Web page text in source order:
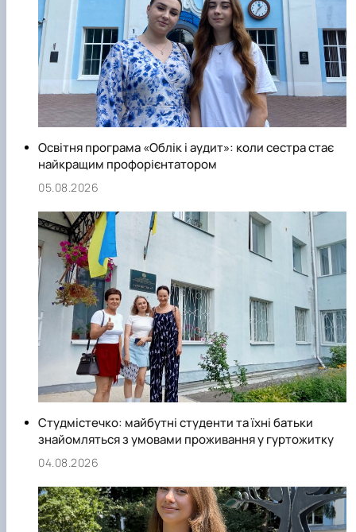
Освітня програма «Облік і аудит»: коли сестра стає
найкращим профорієнтатором
05.08.2026
Студмістечко: майбутні студенти та їхні батьки
знайомляться з умовами проживання у гуртожитку
04.08.2026